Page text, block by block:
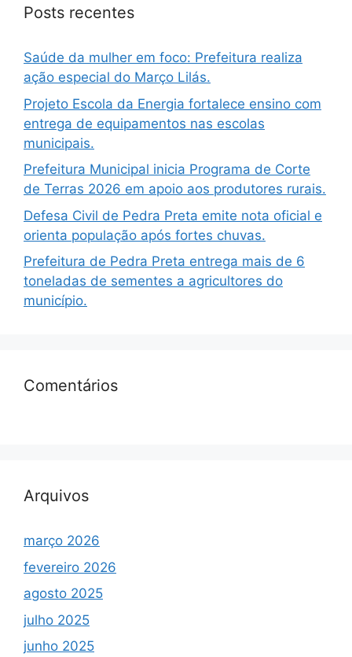
Posts recentes
Saúde da mulher em foco: Prefeitura realiza
ação especial do Março Lilás.
Projeto Escola da Energia fortalece ensino com
entrega de equipamentos nas escolas
municipais.
Prefeitura Municipal inicia Programa de Corte
de Terras 2026 em apoio aos produtores rurais.
Defesa Civil de Pedra Preta emite nota oficial e
orienta população após fortes chuvas.
Prefeitura de Pedra Preta entrega mais de 6
toneladas de sementes a agricultores do
município.
Comentários
Arquivos
março 2026
fevereiro 2026
agosto 2025
julho 2025
junho 2025